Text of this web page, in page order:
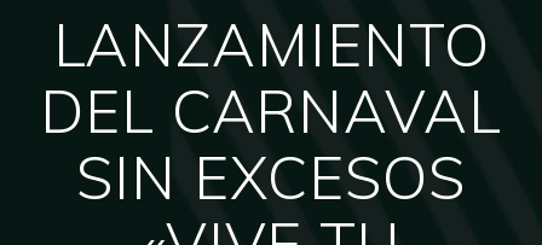
LANZAMIENTO
DEL CARNAVAL
SIN EXCESOS